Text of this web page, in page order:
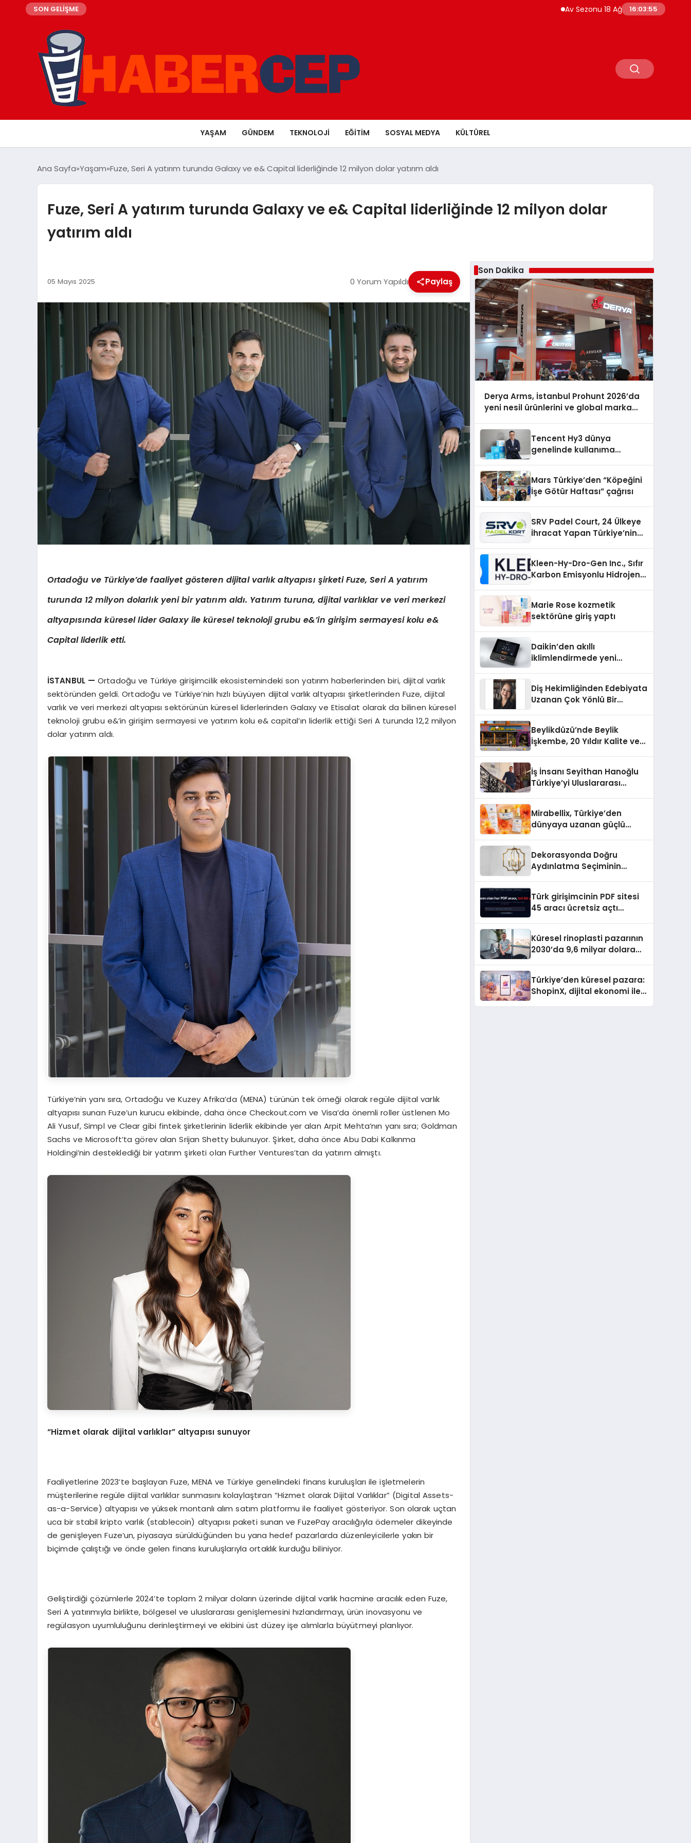
SON GELİŞME Av Sezonu 18 Ağustos’ta Açılıyor Yaban
16:03:57
YAŞAM GÜNDEM TEKNOLOJI EĞITIM SOSYAL MEDYA KÜLTÜREL
Ana Sayfa Yaşam Fuze, Seri A yatırım turunda Galaxy ve e& Capital liderliğinde 12 milyon dolar yatırım aldı
Fuze, Seri A yatırım turunda Galaxy ve e& Capital liderliğinde 12 milyon dolar
yatırım aldı
05 Mayıs 2025 0 Yorum Yapıldı Paylaş
Ortadoğu ve Türkiye’de faaliyet gösteren dijital varlık altyapısı şirketi Fuze, Seri A yatırım
turunda 12 milyon dolarlık yeni bir yatırım aldı. Yatırım turuna, dijital varlıklar ve veri merkezi
altyapısında küresel lider Galaxy ile küresel teknoloji grubu e&’in girişim sermayesi kolu e&
Capital liderlik etti.
İSTANBUL — Ortadoğu ve Türkiye girişimcilik ekosistemindeki son yatırım haberlerinden biri, dijital varlık
sektöründen geldi. Ortadoğu ve Türkiye’nin hızlı büyüyen dijital varlık altyapısı şirketlerinden Fuze, dijital
varlık ve veri merkezi altyapısı sektörünün küresel liderlerinden Galaxy ve Etisalat olarak da bilinen küresel
teknoloji grubu e&’in girişim sermayesi ve yatırım kolu e& capital’ın liderlik ettiği Seri A turunda 12,2 milyon
dolar yatırım aldı.
Türkiye’nin yanı sıra, Ortadoğu ve Kuzey Afrika’da (MENA) türünün tek örneği olarak regüle dijital varlık
altyapısı sunan Fuze’un kurucu ekibinde, daha önce Checkout.com ve Visa’da önemli roller üstlenen Mo
Ali Yusuf, Simpl ve Clear gibi fintek şirketlerinin liderlik ekibinde yer alan Arpit Mehta’nın yanı sıra; Goldman
Sachs ve Microsoft’ta görev alan Srijan Shetty bulunuyor. Şirket, daha önce Abu Dabi Kalkınma
Holdingi’nin desteklediği bir yatırım şirketi olan Further Ventures’tan da yatırım almıştı.
“Hizmet olarak dijital varlıklar” altyapısı sunuyor
Faaliyetlerine 2023’te başlayan Fuze, MENA ve Türkiye genelindeki finans kuruluşları ile işletmelerin
müşterilerine regüle dijital varlıklar sunmasını kolaylaştıran “Hizmet olarak Dijital Varlıklar” (Digital Assets-
as-a-Service) altyapısı ve yüksek montanlı alım satım platformu ile faaliyet gösteriyor. Son olarak uçtan
uca bir stabil kripto varlık (stablecoin) altyapısı paketi sunan ve FuzePay aracılığıyla ödemeler dikeyinde
de genişleyen Fuze’un, piyasaya sürüldüğünden bu yana hedef pazarlarda düzenleyicilerle yakın bir
biçimde çalıştığı ve önde gelen finans kuruluşlarıyla ortaklık kurduğu biliniyor.
Geliştirdiği çözümlerle 2024’te toplam 2 milyar doların üzerinde dijital varlık hacmine aracılık eden Fuze,
Seri A yatırımıyla birlikte, bölgesel ve uluslararası genişlemesini hızlandırmayı, ürün inovasyonu ve
regülasyon uyumluluğunu derinleştirmeyi ve ekibini üst düzey işe alımlarla büyütmeyi planlıyor.
Son Dakika
Derya Arms, İstanbul Prohunt 2026’da
yeni nesil ürünlerini ve global marka
Tencent Hy3 dünya
genelinde kullanıma
Mars Türkiye’den “Köpeğini
İşe Götür Haftası” çağrısı
SRV Padel Court, 24 Ülkeye
İhracat Yapan Türkiye’nin
Kleen-Hy-Dro-Gen Inc., Sıfır
Karbon Emisyonlu Hidrojen
Aldı
Marie Rose kozmetik
sektörüne giriş yaptı
Daikin’den akıllı
iklimlendirmede yeni
Diş Hekimliğinden Edebiyata
Uzanan Çok Yönlü Bir
Beylikdüzü’nde Beylik
İşkembe, 20 Yıldır Kalite ve
İş İnsanı Seyithan Hanoğlu
Türkiye’yi Uluslararası
Mirabellix, Türkiye’den
dünyaya uzanan güçlü
Dekorasyonda Doğru
Aydınlatma Seçiminin
Türk girişimcinin PDF sitesi
45 aracı ücretsiz açtı
Küresel rinoplasti pazarının
2030’da 9,6 milyar dolara
Türkiye’den küresel pazara:
ShopinX, dijital ekonomi ile